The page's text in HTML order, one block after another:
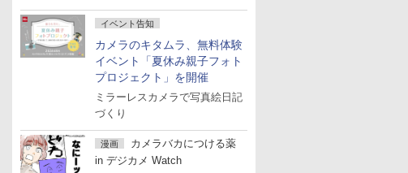
イベント告知
カメラのキタムラ、無料体験
イベント「夏休み親子フォト
プロジェクト」を開催
ミラーレスカメラで写真絵日記
づくり
漫画
カメラバカにつける薬
in デジカメ Watch